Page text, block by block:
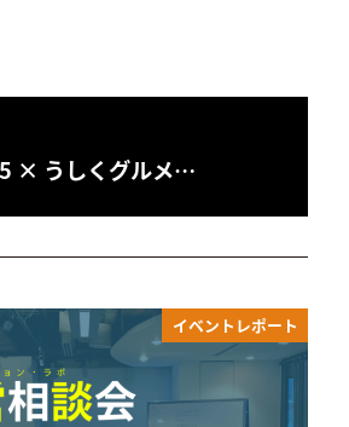
× うしくグルメ…
イベントレポート